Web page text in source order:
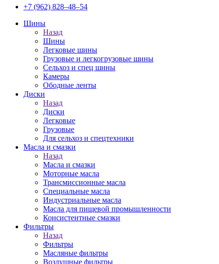
+7 (962) 828‒48‒54
Шины
Назад
Шины
Легковые шины
Грузовые и легкогрузовые шины
Сельхоз и спец шины
Камеры
Ободные ленты
Диски
Назад
Диски
Легковые
Грузовые
Для сельхоз и спецтехники
Масла и смазки
Назад
Масла и смазки
Моторные масла
Трансмиссионные масла
Специальные масла
Индустриальные масла
Масла для пищевой промышленности
Консистентные смазки
Фильтры
Назад
Фильтры
Масляные фильтры
Воздушные фильтры